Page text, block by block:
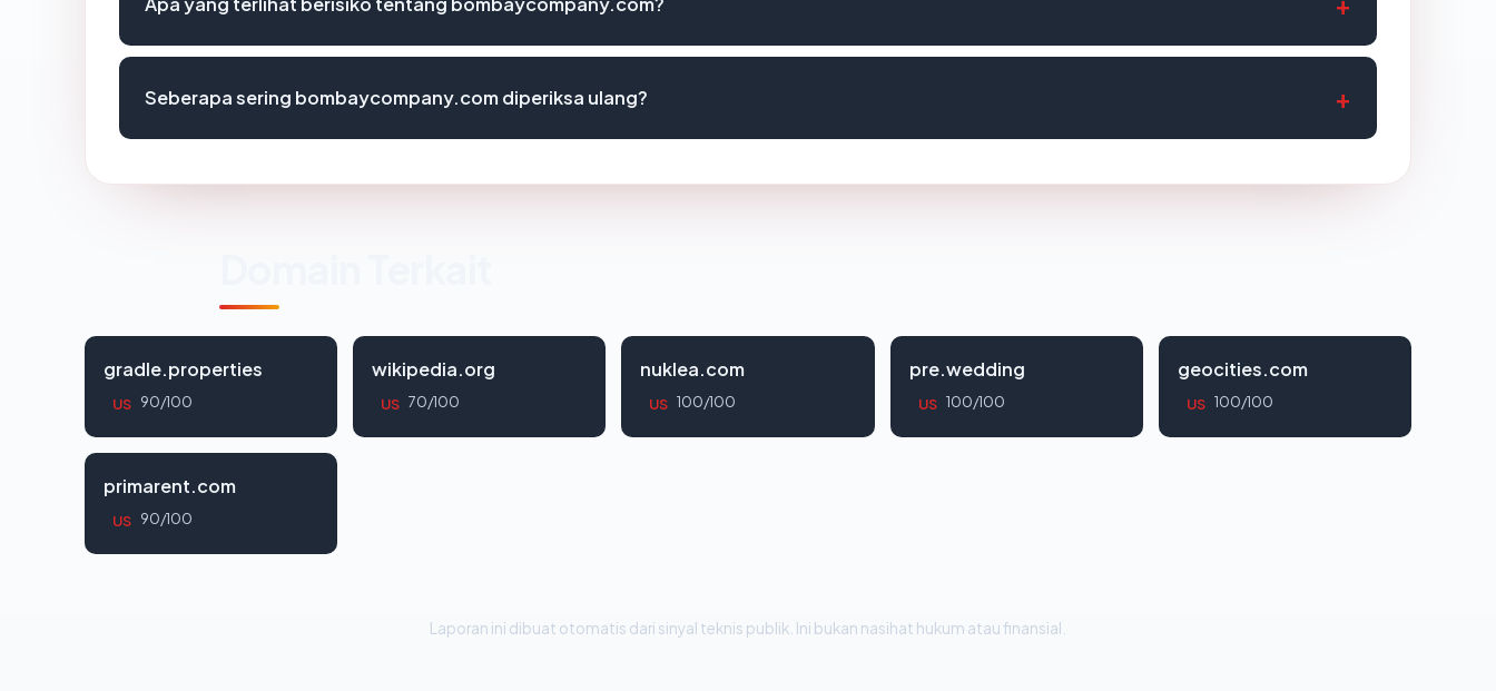
Seberapa sering bombaycompany.com diperiksa ulang?
gradle.properties
US 90/100
wikipedia.org
US 70/100
nuklea.com
US 100/100
pre.wedding
US 100/100
geocities.com
US 100/100
primarent.com
US 90/100
Laporan ini dibuat otomatis dari sinyal teknis publik. Ini bukan nasihat hukum atau finansial.